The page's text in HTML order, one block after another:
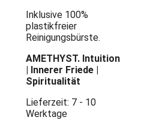
Inklusive 100%
plastikfreier
Reinigungsbürste.
AMETHYST. Intuition
| Innerer Friede |
Spiritualität
Lieferzeit: 7 - 10
Werktage